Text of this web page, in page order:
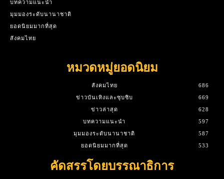
บทความแนะนำ
มุมมองระดับนานาชาติ
ยอดนิยมมากที่สุด
สังคมไทย
หมวดหมู่ยอดนิยม
สังคมไทย
686
ข่าวบันเทิงและซุบซิบ
669
ข่าวล่าสุด
628
บทความแนะนำ
597
มุมมองระดับนานาชาติ
587
ยอดนิยมมากที่สุด
533
คัดสรรโดยบรรณาธิการ